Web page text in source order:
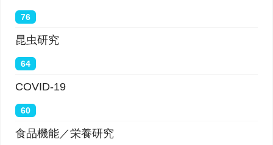
76
昆虫研究
64
COVID-19
60
食品機能／栄養研究